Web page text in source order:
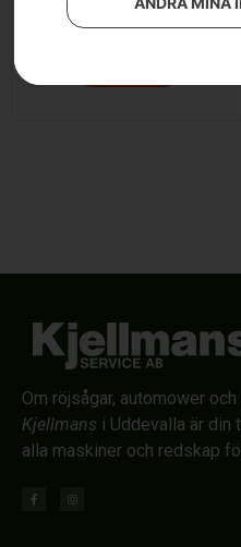
23 900kr
Om röjsågar, automower
Kjellmans i Uddevalla är din
alla maskiner och redskap